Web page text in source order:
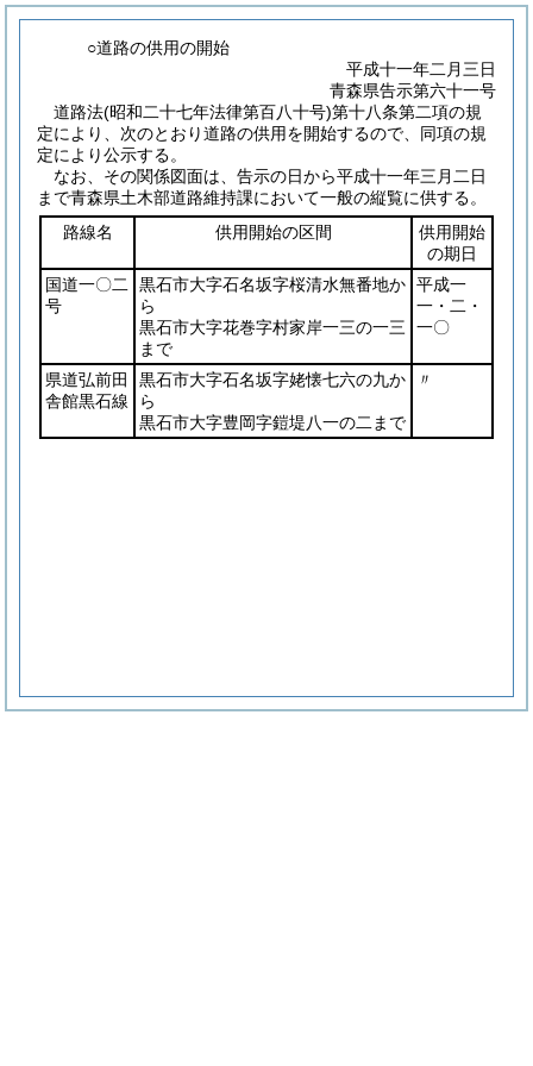
○道路の供用の開始
平成十一年二月三日
青森県告示第六十一号
道路法(昭和二十七年法律第百八十号)第十八条第二項の規
定により、次のとおり道路の供用を開始するので、同項の規
定により公示する。
なお、その関係図面は、告示の日から平成十一年三月二日
まで青森県土木部道路維持課において一般の縦覧に供する。
路線名
供用開始の区間
供用開始
の期日
国道一〇二
号
黒石市大字石名坂字桜清水無番地か
ら
黒石市大字花巻字村家岸一三の一三
まで
平成一
一・二・
一〇
県道弘前田
舎館黒石線
黒石市大字石名坂字姥懐七六の九か
ら
黒石市大字豊岡字鎧堤八一の二まで
〃